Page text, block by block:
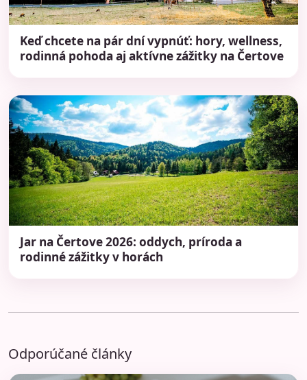
Keď chcete na pár dní vypnúť: hory, wellness,
rodinná pohoda aj aktívne zážitky na Čertove
Jar na Čertove 2026: oddych, príroda a
rodinné zážitky v horách
Odporúčané články